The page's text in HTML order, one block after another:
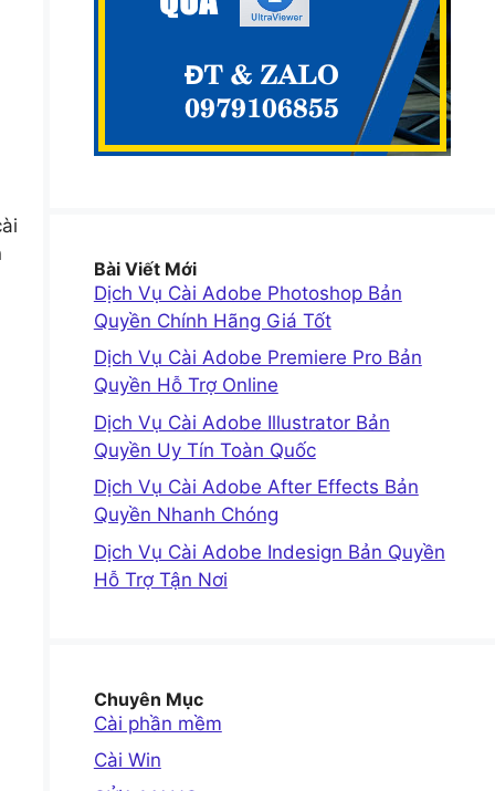
Bài Viết Mới
Dịch Vụ Cài Adobe Photoshop Bản
Quyền Chính Hãng Giá Tốt
Dịch Vụ Cài Adobe Premiere Pro Bản
Quyền Hỗ Trợ Online
Dịch Vụ Cài Adobe Illustrator Bản
Quyền Uy Tín Toàn Quốc
Dịch Vụ Cài Adobe After Effects Bản
Quyền Nhanh Chóng
Dịch Vụ Cài Adobe Indesign Bản Quyền
Hỗ Trợ Tận Nơi
Chuyên Mục
Cài phần mềm
Cài Win